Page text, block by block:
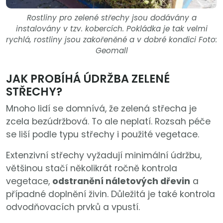
Rostliny pro zelené střechy jsou dodávány a
instalovány v tzv. kobercích. Pokládka je tak velmi
rychlá, rostliny jsou zakořeněné a v dobré kondici Foto:
Geomall
JAK PROBÍHÁ ÚDRŽBA ZELENÉ
STŘECHY?
Mnoho lidí se domnívá, že zelená střecha je
zcela bezúdržbová. To ale neplatí. Rozsah péče
se liší podle typu střechy i použité vegetace.
Extenzivní střechy vyžadují minimální údržbu,
většinou stačí několikrát ročně kontrola
vegetace, odstranění náletových dřevin a
případné doplnění živin. Důležitá je také kontrola
odvodňovacích prvků a vpustí.